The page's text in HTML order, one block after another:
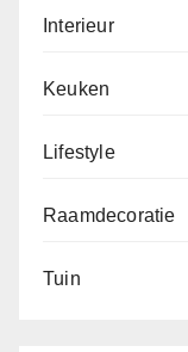
Interieur
Keuken
Lifestyle
Raamdecoratie
Tuin